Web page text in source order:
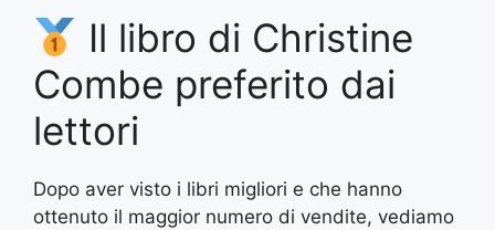
Il libro di Christine
Combe preferito dai
lettori
Dopo aver visto i libri migliori e che hanno
ottenuto il maggior numero di vendite, vediamo